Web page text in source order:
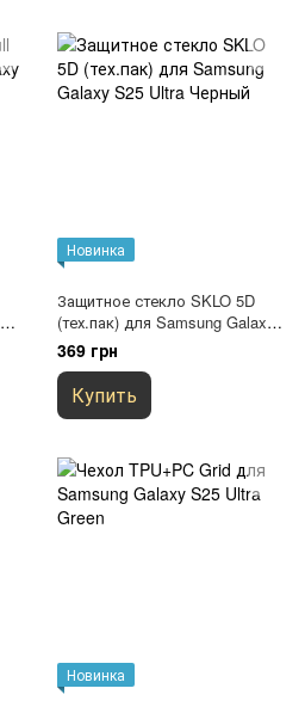
Новинка
Защитное стекло SKLO 5D
(тех.пак) для Samsung Galaxy
S25 Ultra Черный
369 грн
Купить
Новинка